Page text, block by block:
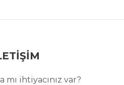
mı ihtiyacınız var?